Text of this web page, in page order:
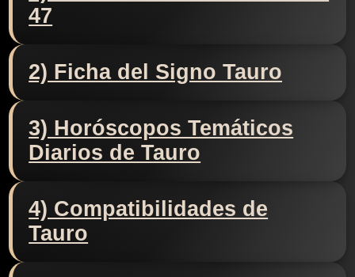
47
2) Ficha del Signo Tauro
3) Horóscopos Temáticos
Diarios de Tauro
4) Compatibilidades de
Tauro